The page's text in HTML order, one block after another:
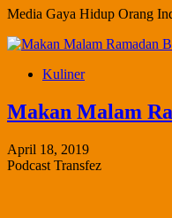
Media Gaya Hidup Orang
Kuliner
Makan Malam
April 18, 2019
Podcast Transfez